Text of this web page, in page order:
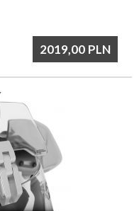
2019,00 PLN